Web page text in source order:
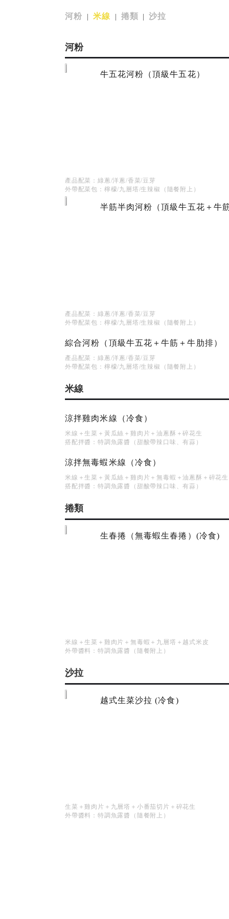
河粉 | 米線 | 捲類 | 沙拉
河粉
牛五花河粉（頂級牛五花）
產品配菜：綠蔥/洋蔥/香菜/豆芽
外帶配菜包：檸檬/九層塔/生辣椒（隨餐附上）
半筋半肉河粉（頂級牛五花＋牛筋
產品配菜：綠蔥/洋蔥/香菜/豆芽
外帶配菜包：檸檬/九層塔/生辣椒（隨餐附上）
綜合河粉（頂級牛五花＋牛筋＋牛肋排）
產品配菜：綠蔥/洋蔥/香菜/豆芽
外帶配菜包：檸檬/九層塔/生辣椒（隨餐附上）
米線
涼拌雞肉米線（冷食）
米線＋生菜＋黃瓜絲＋雞肉片＋油蔥酥＋碎花生
搭配拌醬：特調魚露醬（甜酸帶辣口味、有蒜）
涼拌無毒蝦米線（冷食）
米線＋生菜＋黃瓜絲＋雞肉片＋無毒蝦＋油蔥酥＋碎花生
搭配拌醬：特調魚露醬（甜酸帶辣口味、有蒜）
捲類
生春捲（無毒蝦生春捲）(冷食)
米線＋生菜＋雞肉片＋無毒蝦＋九層塔＋越式米皮
外帶醬料：特調魚露醬（隨餐附上）
沙拉
越式生菜沙拉 (冷食)
生菜＋雞肉片＋九層塔＋小番茄切片＋碎花生
外帶醬料：特調魚露醬（隨餐附上）